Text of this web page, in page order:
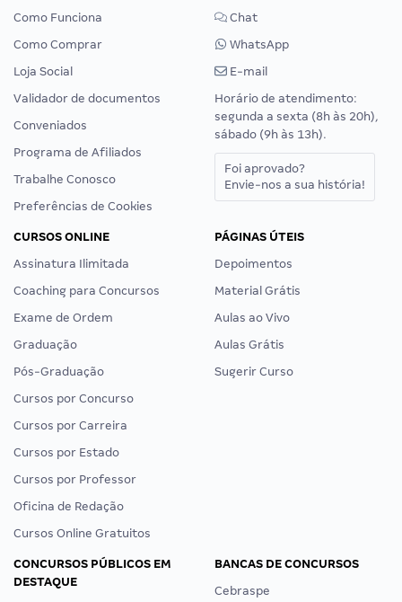
Como Funciona
Como Comprar
Loja Social
Validador de documentos
Conveniados
Programa de Afiliados
Trabalhe Conosco
Preferências de Cookies
Chat
WhatsApp
E-mail
Horário de atendimento:
segunda a sexta (8h às 20h),
sábado (9h às 13h).
Foi aprovado?
Envie-nos a sua história!
CURSOS ONLINE
Assinatura Ilimitada
Coaching para Concursos
Exame de Ordem
Graduação
Pós-Graduação
Cursos por Concurso
Cursos por Carreira
Cursos por Estado
Cursos por Professor
Oficina de Redação
Cursos Online Gratuitos
PÁGINAS ÚTEIS
Depoimentos
Material Grátis
Aulas ao Vivo
Aulas Grátis
Sugerir Curso
CONCURSOS PÚBLICOS EM
DESTAQUE
BANCAS DE CONCURSOS
Cebraspe